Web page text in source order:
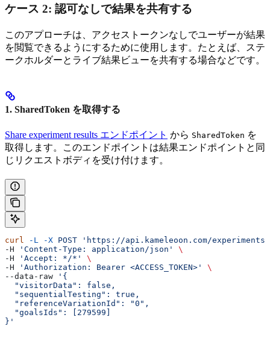
ケース 2: 認可なしで結果を共有する
このアプローチは、アクセストークンなしでユーザーが結果
を閲覧できるようにするために使用します。たとえば、ステ
ークホルダーとライブ結果ビューを共有する場合などです。
1. SharedToken を取得する
Share experiment results エンドポイント から SharedToken を
取得します。このエンドポイントは結果エンドポイントと同
じリクエストボディを受け付けます。
curl -L -X POST 'https://api.kameleoon.com/
-H
'Content-Type: application/json'
\
-H
'Accept: */*'
\
-H
'Authorization: Bearer <ACCESS_TOKEN>'
\
--data-raw
'{
  "visitorData": false,
  "sequentialTesting": true,
  "referenceVariationId": "0",
  "goalsIds": [279599]
}'